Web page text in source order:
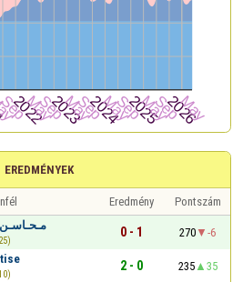
EREDMÉNYEK
Eredmény
Pontszám
0 - 1 270
-6
2 - 0 235
35